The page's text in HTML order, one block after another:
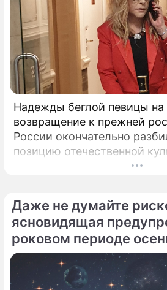
Пропала: Коллеги по
Елены Кондулайнен бьют
4 развода, анорексия и
затворницы после
судьба Елены
Надежды беглой певицы на
возвращение к прежней
России окончательно
позицию отечественной
Эпопея вокруг возможного
бескомпромиссный
Даже не думайте
ясновидящая
роковом периоде